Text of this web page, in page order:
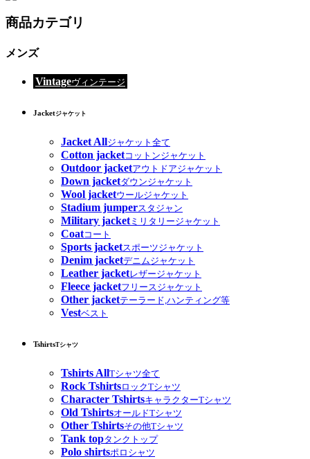
商品カテゴリ
メンズ
Vintageヴィンテージ
Jacketジャケット
Jacket Allジャケット全て
Cotton jacketコットンジャケット
Outdoor jacketアウトドアジャケット
Down jacketダウンジャケット
Wool jacketウールジャケット
Stadium jumperスタジャン
Military jacketミリタリージャケット
Coatコート
Sports jacketスポーツジャケット
Denim jacketデニムジャケット
Leather jacketレザージャケット
Fleece jacketフリースジャケット
Other jacketテーラード,ハンティング等
Vestベスト
TshirtsTシャツ
Tshirts AllTシャツ全て
Rock TshirtsロックTシャツ
Character TshirtsキャラクターTシャツ
Old TshirtsオールドTシャツ
Other Tshirtsその他Tシャツ
Tank topタンクトップ
Polo shirtsポロシャツ